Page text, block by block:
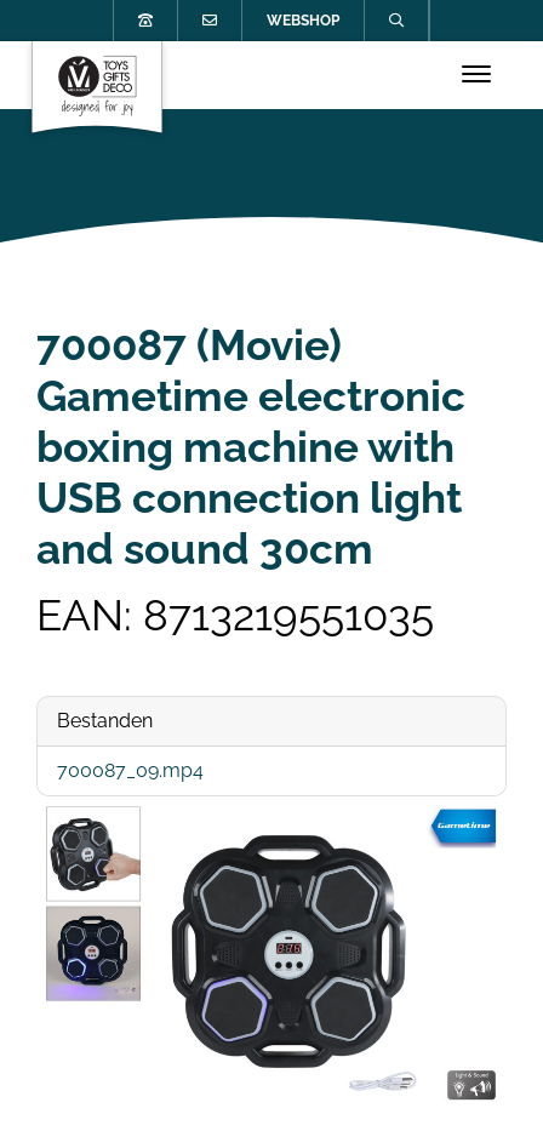
WEBSHOP
700087 (Movie)
Gametime electronic
boxing machine with
USB connection light
and sound 30cm
EAN: 8713219551035
Bestanden
700087_09.mp4